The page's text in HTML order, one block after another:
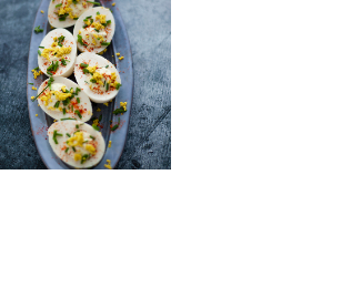
Oeufs mimosa vegan